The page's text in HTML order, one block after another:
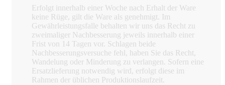
Erfolgt innerhalb einer Woche nach Erhalt der Ware
keine Rüge, gilt die Ware als genehmigt. Im
Gewährleistungsfalle behalten wir uns das Recht zu
zweimaliger Nachbesserung jeweils innerhalb einer
Frist von 14 Tagen vor. Schlagen beide
Nachbesserungsversuche fehl, haben Sie das Recht,
Wandelung oder Minderung zu verlangen. Sofern eine
Ersatzlieferung notwendig wird, erfolgt diese im
Rahmen der üblichen Produktionslaufzeit.